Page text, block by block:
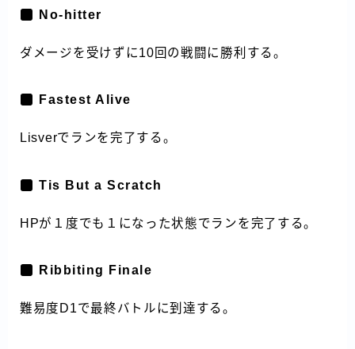
No-hitter
ダメージを受けずに10回の戦闘に勝利する。
Fastest Alive
Lisverでランを完了する。
Tis But a Scratch
HPが１度でも１になった状態でランを完了する。
Ribbiting Finale
難易度D1で最終バトルに到達する。